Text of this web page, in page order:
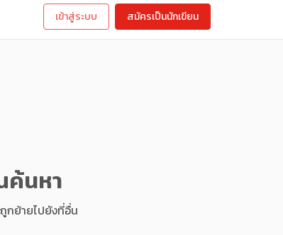
เข้าสู่ระบบ สมัครเป็นนักเขียน
ค้นหา
ย้ายไปยังที่อื่น